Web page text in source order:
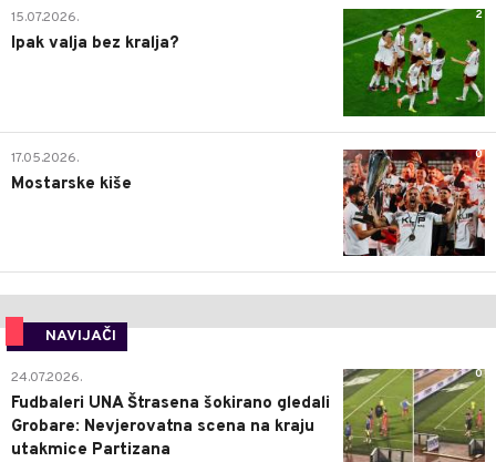
2
15.07.2026.
Ipak valja bez kralja?
0
17.05.2026.
Mostarske kiše
NAVIJAČI
0
24.07.2026.
Fudbaleri UNA Štrasena šokirano gledali
Grobare: Nevjerovatna scena na kraju
utakmice Partizana